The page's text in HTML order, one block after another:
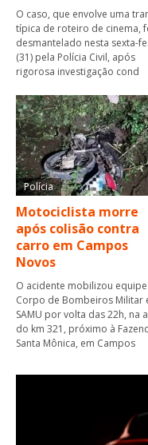
O caso, que envolve uma
típica de roteiro de cinema,
desmantelado nesta sexta-
(31) pela Polícia Civil, após
rigorosa investigação cond
Polícia
Motociclista morre
após colisão contra
carro em Campos
Novos
O acidente mobilizou
Corpo de Bombeiros Militar
SAMU por volta das 22h, na
do km 321, próximo à
Santa Mônica, em Campos